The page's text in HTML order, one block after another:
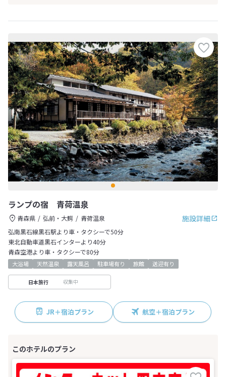
ランプの宿 青荷温泉
施設詳細
青森県 弘前・大鰐
青荷温泉
弘南黒石線黒石駅より車・タクシーで50分
東北自動車道黒石インターより40分
青森空港より車・タクシーで80分
大浴場 天然温泉 露天風呂 駐車場有り 旅館 送迎有り
日本旅行 収集中
JR＋宿泊プラン 航空＋宿泊プラン